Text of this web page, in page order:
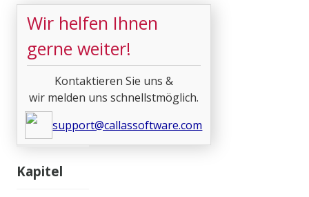
Wir helfen Ihnen
gerne weiter!
Kontaktieren Sie uns &
wir melden uns schnellstmöglich.
support@callassoftware.com
Kapitel